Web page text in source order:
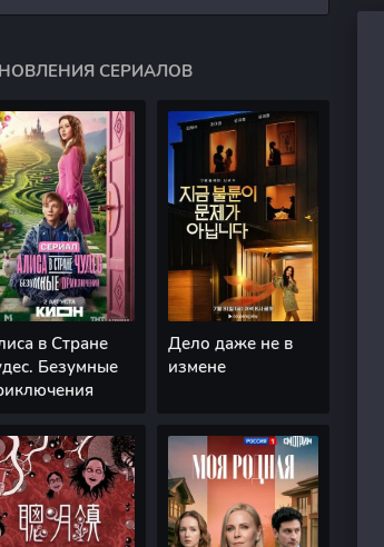
СЕРИАЛОВ
в Стране
Безумные
Дело даже не в
измене